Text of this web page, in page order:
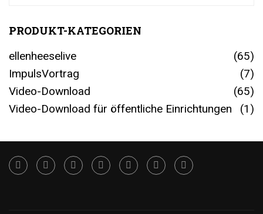
PRODUKT-KATEGORIEN
ellenheeselive
(65)
ImpulsVortrag
(7)
Video-Download
(65)
Video-Download für öffentliche Einrichtungen
(1)